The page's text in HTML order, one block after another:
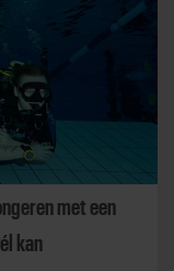
met een
kan